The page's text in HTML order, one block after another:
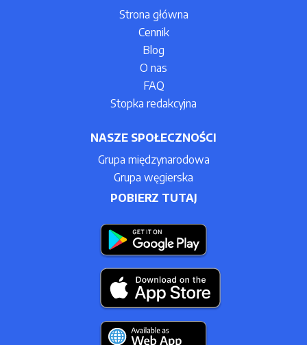
Strona główna
Cennik
Blog
O nas
FAQ
Stopka redakcyjna
NASZE SPOŁECZNOŚCI
Grupa międzynarodowa
Grupa węgierska
POBIERZ TUTAJ